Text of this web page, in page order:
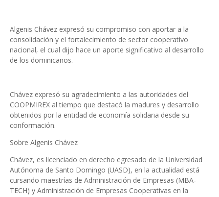
Algenis Chávez expresó su compromiso con aportar a la
consolidación y el fortalecimiento de sector cooperativo
nacional, el cual dijo hace un aporte significativo al desarrollo
de los dominicanos.
Chávez expresó su agradecimiento a las autoridades del
COOPMIREX al tiempo que destacó la madures y desarrollo
obtenidos por la entidad de economía solidaria desde su
conformación.
Sobre Algenis Chávez
Chávez, es licenciado en derecho egresado de la Universidad
Autónoma de Santo Domingo (UASD), en la actualidad está
cursando maestrías de Administración de Empresas (MBA-
TECH) y Administración de Empresas Cooperativas en la